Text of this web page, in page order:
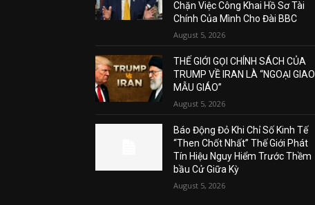
Chặn Việc Công Khai Hồ Sơ Tài
Chính Của Mình Cho Đài BBC
August 5, 2026
THẾ GIỚI GỌI CHÍNH SÁCH CỦA
TRUMP VỀ IRAN LÀ “NGOẠI GIAO
MẪU GIÁO”
August 5, 2026
Báo Động Đỏ Khi Chỉ Số Kinh Tế
“Then Chốt Nhất” Thế Giới Phát
Tín Hiệu Nguy Hiểm Trước Thềm
bầu Cử Giữa Kỳ
August 5, 2026